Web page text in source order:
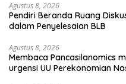
Agustus 8, 2026
Pendiri Beranda Ruang
dalam Penyelesaian BLB
Agustus 8, 2026
Membaca Pancasilanomics
urgensi UU Perekonomian